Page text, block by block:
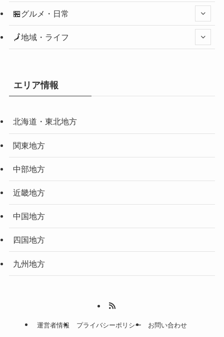
🏪グルメ・日常
🗾地域・ライフ
エリア情報
北海道・東北地方
関東地方
中部地方
近畿地方
中国地方
四国地方
九州地方
運営者情報 プライバシーポリシー お問い合わせ